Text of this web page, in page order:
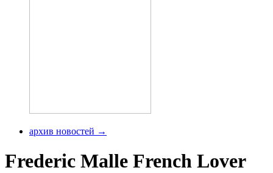
архив новостей →
Frederic Malle French Lover